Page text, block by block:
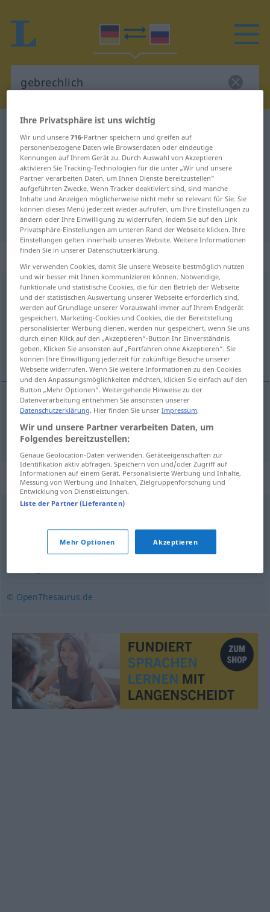
Deutsch-Russisch Wörterbuch
Deutsch-Russisch Übersetzung für
"gebrechlich"
"gebrechlich" Russisch
Übersetzung
„gebrechlich“
gebrechlich
Übersicht aller Übersetzungen
(Für mehr Details die Übersetzung anklicken/antippen)
дряхл\ый
дряхл\ый, -а, слаб\ый -а, -о, слабы gebrechlich
Synonyme für "gebrechlich"
,kränklich kraftlos schwächlich
© OpenThesaurus.de
Ihre Privatsphäre ist uns wichtig
Wir und unsere716-Partner speichern und greifen auf
personenbezogene Daten wie Browserdaten oder eindeutige
Kennungen auf Ihrem Gerät zu. Durch Auswahl von Akzeptieren
aktivieren Sie Tracking-Technologien für die unter „Wir und unsere
Partner verarbeiten Daten, um Ihnen Dienste bereitzustellen“
aufgeführten Zwecke. Wenn Tracker deaktiviert sind, sind manche
Inhalte und Anzeigen möglicherweise nicht mehr so relevant für Sie. Sie
können dieses Menü jederzeit wieder aufrufen, um Ihre Einstellungen zu
ändern oder Ihre Einwilligung zu widerrufen, indem Sie auf den Link
Privatsphäre-Einstellungen am unteren Rand der Webseite klicken. Ihre
Einstellungen gelten innerhalb unseres Website. Weitere Informationen
finden Sie in unserer Datenschutzerklärung.
Wir verwenden Cookies, damit Sie unsere Webseite bestmöglich nutzen
und wir besser mit Ihnen kommunizieren können. Notwendige,
funktionale und statistische Cookies, die für den Betrieb der Webseite
und der statistischen Auswertung unserer Webseite erforderlich sind,
werden auf Grundlage unserer Vorauswahl immer auf Ihrem Endgerät
gespeichert. Marketing-Cookies und Cookies, die der Bereitstellung
personalisierter Werbung dienen, werden nur gespeichert, wenn Sie uns
durch einen Klick auf den „Akzeptieren“-Button Ihr Einverständnis
geben. Klicken Sie ansonsten auf „Fortfahren ohne Akzeptieren“. Sie
können Ihre Einwilligung jederzeit für zukünftige Besuche unserer
Webseite widerrufen. Wenn Sie weitere Informationen zu den Cookies
und den Anpassungsmöglichkeiten möchten, klicken Sie einfach auf den
Button „Mehr Optionen“. Weitergehende Hinweise zu der
Datenverarbeitung entnehmen Sie ansonsten unserer
Datenschutzerklärung. Hier finden Sie unserImpressum.
Wir und unsere Partner verarbeiten Daten, um
Folgendes bereitzustellen:
Genaue Geolocation-Daten verwenden. Geräteeigenschaften zur
Identifikation aktiv abfragen. Speichern von und/oder Zugriff auf
Informationen auf einem Gerät. Personalisierte Werbung und Inhalte,
Messung von Werbung und Inhalten, Zielgruppenforschung und
Entwicklung von Dienstleistungen.
Liste der Partner (Lieferanten)
Mehr Optionen Akzeptieren